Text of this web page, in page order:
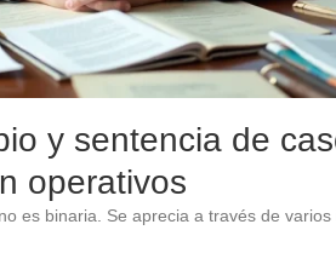
y sentencia de
operativos
es binaria. Se aprecia a través de varios